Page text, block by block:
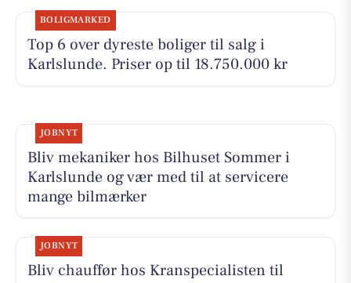
BOLIGMARKED
Top 6 over dyreste boliger til salg i
Karlslunde. Priser op til 18.750.000 kr
JOBNYT
Bliv mekaniker hos Bilhuset Sommer i
Karlslunde og vær med til at servicere
mange bilmærker
JOBNYT
Bliv chauffør hos Kranspecialisten til